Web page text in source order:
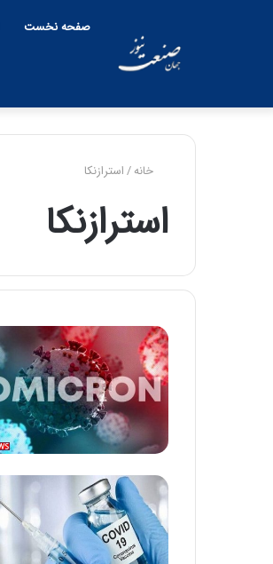
صفحه نخست
خانه/استرازنکا
استرازنکا